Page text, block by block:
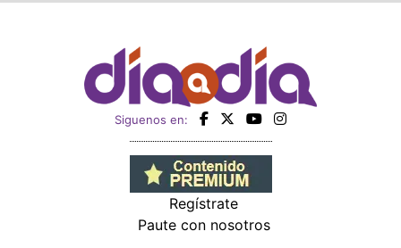
Siguenos en:
Regístrate
Paute con nosotros